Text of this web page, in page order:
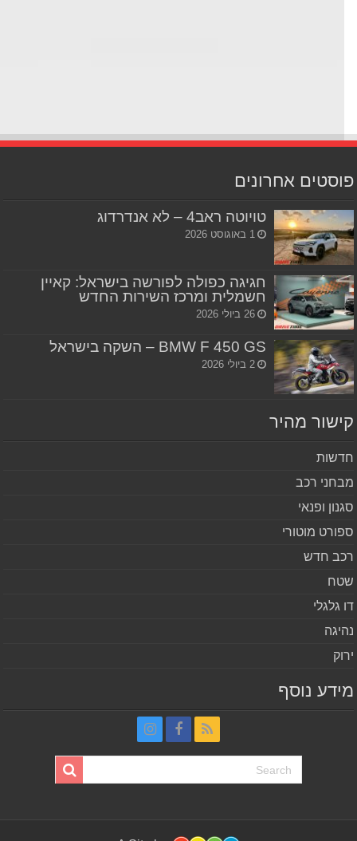
אחרונים
טויוטה ראב4 – לא אנדרדוג
1 באוגוסט 2026
חגיגה כפולה לפורשה בישראל: קאיין
חשמלית ומרכז השירות החדש
26 ביולי 2026
BMW F 450 GS – השקה בישראל
2 ביולי 2026
מהיר
רכב
ופנאי
מוטורי
חדש
גלגלי
נוסף